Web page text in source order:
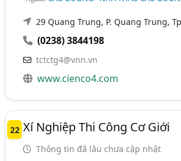
29 Quang Trung, P. Quang Trung,
(0238) 3844198
tctctg4@vnn.vn
www.cienco4.com
22 Xí Nghiệp Thi Công Cơ Giới
Thông tin đã lâu chưa cập nhật